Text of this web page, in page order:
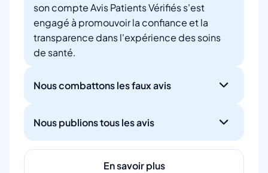
son compte Avis Patients Vérifiés s'est
engagé à promouvoir la confiance et la
transparence dans l'expérience des soins
de santé.
Nous combattons les faux avis
Nous publions tous les avis
En savoir plus